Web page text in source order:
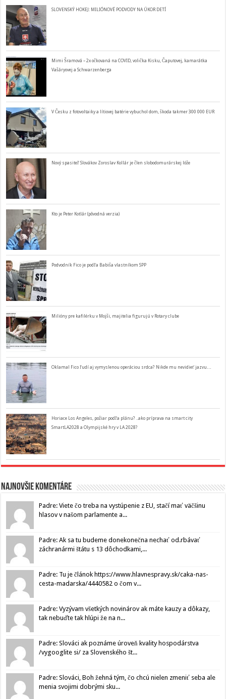
SLOVENSKÝ HOKEJ: MILIÓNOVÉ PODVODY NA ÚKOR DETÍ
Mimi Šramová – 2x očkovaná na COVID, volička Kisku, Čaputovej, kamarátka
Vašáryovej a Schwarzenberga
V Česku z fotovoltaiky a lítiovej batérie vybuchol dom, škoda takmer 300 000 EUR
Nový spasiteľ Slovákov Zoroslav Kollár je člen slobodomurárskej lóže
Kto je Peter Kotlár (pôvodná verzia)
Podvodník Fico je podľa Babiša vlastníkom SPP
Milióny pre kafilérku v Mojši, majitelia figurujú v Rotary clube
Oklamal Fico ľudí aj vymyslenou operáciou srdca? Nikde mu nevidieť jazvu…
Horiace Los Angeles, požiar podľa plánu? ..ako príprava na smart city
SmartLA2028 a Olympijské hry v LA 2028?
Najnovšie komentáre
Padre: Viete čo treba na vystúpenie z EU, stačí mať väčšinu
hlasov v našom parlamente a...
Padre: Ak sa tu budeme donekonečna nechať od.rbávať
záchranármi štátu s 13 dôchodkami,...
Padre: Tu je článok https://www.hlavnespravy.sk/caka-nas-
cesta-madarska/4440582 o čom v...
Padre: Vyzývam všetkých novinárov ak máte kauzy a dôkazy,
tak nebuďte tak hlúpi že na n...
Padre: Slováci ak poznáme úroveň kvality hospodárstva
/vygooglite si/ za Slovenského št...
Padre: Slováci, Boh žehná tým, čo chcú nielen zmeniť seba ale
menia svojimi dobrými sku...